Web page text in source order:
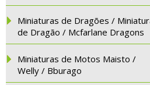
Miniaturas de Dragões /
de Dragão / Mcfarlane Dragons
Miniaturas de Motos Maisto /
Welly / Bburago